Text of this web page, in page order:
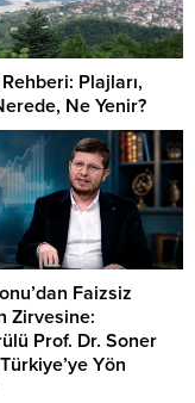
Plajları,
Ne Yenir?
Faizsiz
Zirvesine:
Prof. Dr. Soner
Yön